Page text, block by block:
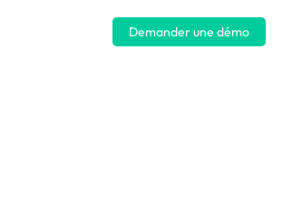
Demander une démo